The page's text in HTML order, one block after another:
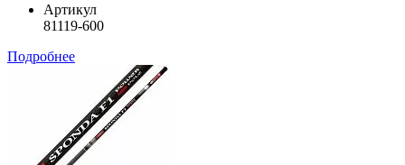
Артикул
81119-600
Подробнее